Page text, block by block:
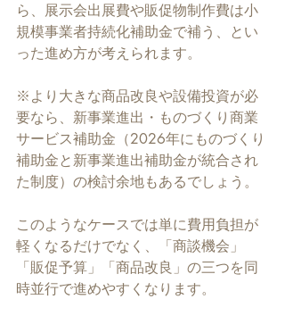
ら、展示会出展費や販促物制作費は小
規模事業者持続化補助金で補う、とい
った進め方が考えられます。
※より大きな商品改良や設備投資が必
要なら、新事業進出・ものづくり商業
サービス補助金（2026年にものづくり
補助金と新事業進出補助金が統合され
た制度）の検討余地もあるでしょう。
このようなケースでは単に費用負担が
軽くなるだけでなく、「商談機会」
「販促予算」「商品改良」の三つを同
時並行で進めやすくなります。